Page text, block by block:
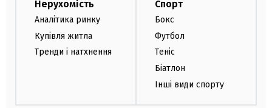
Нерухомість
Аналітика ринку
Купівля житла
Тренди і натхнення
Спорт
Бокс
Футбол
Теніс
Біатлон
Інші види спорту